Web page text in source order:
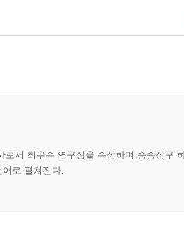
서 최우수 연구상을 수상하며 승승장구
로 펼쳐진다.